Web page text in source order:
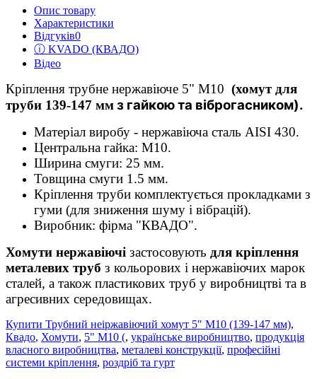
Опис товару
Характеристики
Відгуків0
ⓘ KVADO (КВАДО)
Відео
Кріплення трубне нержавіюче 5" М10 (хомут для
труби 139-147 ммз гайкою та віброгасником).
Матеріал виробу - нержавіюча сталь AISI 430.
Центральна гайка: М10.
Ширина смуги: 25 мм.
Товщина смуги 1.5 мм.
Кріплення труби комплектується прокладками з
гуми (для зниження шуму і вібрацій).
Виробник: фірма "КВАДО".
Хомути нержавіючі застосовують для кріплення
металевих труб з кольорових і нержавіючих марок
сталей, а також пластикових труб у виробництві та в
агресивних середовищах.
Купити Трубний неіржавіючий хомут 5" М10 (139-147 мм),
Квадо, Хомути, 5" М10 (, українське виробництво, продукція
власного виробництва, металеві конструкції, професійні
системи кріплення, роздріб та гурт